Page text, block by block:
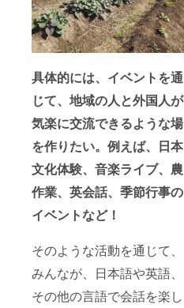
具体的には、イベントを通
じて、地域の人と外国人が
気楽に交流できるような場
を作りたい。例えば、 日本
文化体験、音楽ライブ、農
作業、英会話、季節行事の
イベントなど！
そのような活動を通じて、
みんなが、日本語や英語、
その他の言語で会話を楽し